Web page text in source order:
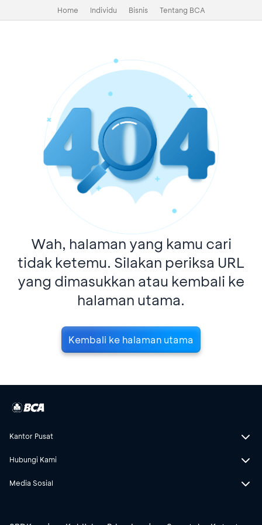
Home Individu Bisnis Tentang BCA
Wah, halaman yang kamu cari
tidak ketemu. Silakan periksa URL
yang dimasukkan atau kembali ke
halaman utama.
Kembali ke halaman utama
Kantor Pusat
Hubungi Kami
Media Sosial